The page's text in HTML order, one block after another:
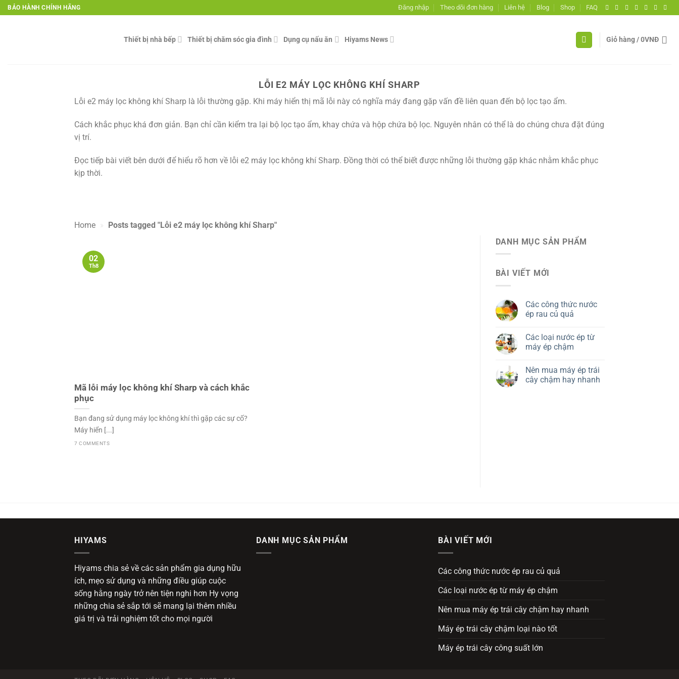
Skip
to
BẢO HÀNH CHÍNH HÃNG Đăng nhập Theo dõi đơn hàng Liên hệ Blog Shop FAQ
Thiết bị nhà bếp Thiết bị chăm sóc gia đình Dụng cụ nấu ăn Hiyams News Giỏ hàng /0VNĐ
LỖI E2 MÁY LỌC KHÔNG KHÍ SHARP
Lỗi e2 máy lọc không khí Sharp là lỗi thường gặp. Khi máy hiển thị mã lỗi này có nghĩa máy đang gặp vấn đề liên quan đến bộ lọc tạo ẩm.
Cách khắc phục khá đơn giản. Bạn chỉ cần kiểm tra lại bộ lọc tạo ẩm, khay chứa và hộp chứa bộ lọc. Nguyên nhân có thể là do chúng chưa đặt đúng
vị trí.
Đọc tiếp bài viết bên dưới để hiểu rõ hơn về lỗi e2 máy lọc không khí Sharp. Đồng thời có thể biết được những lỗi thường gặp khác nhằm khắc phục
kịp thời.
Home » Posts tagged "Lỗi e2 máy lọc không khí Sharp"
Mã lỗi máy lọc không khí Sharp và cách khắc
phục
Bạn đang sử dụng máy lọc không khí thì gặp các sự cố?
Máy hiển [...]
7 COMMENTS
02
Th8
DANH MỤC SẢN PHẨM
BÀI VIẾT MỚI
Các công thức nước
ép rau củ quả
Các loại nước ép từ
máy ép chậm
Nên mua máy ép trái
cây chậm hay nhanh
HIYAMS
Hiyams chia sẻ về các sản phẩm gia dụng hữu
ích, mẹo sử dụng và những điều giúp cuộc
sống hằng ngày trở nên tiện nghi hơn Hy vọng
những chia sẻ sắp tới sẽ mang lại thêm nhiều
giá trị và trải nghiệm tốt cho mọi người
DANH MỤC SẢN PHẨM BÀI VIẾT MỚI
Các công thức nước ép rau củ quả
Các loại nước ép từ máy ép chậm
Nên mua máy ép trái cây chậm hay nhanh
Máy ép trái cây chậm loại nào tốt
Máy ép trái cây công suất lớn